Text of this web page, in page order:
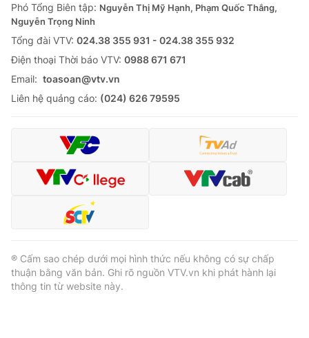
Phó Tổng Biên tập: Nguyễn Thị Mỹ Hạnh, Phạm Quốc Thắng,
Nguyễn Trọng Ninh
Tổng đài VTV: 024.38 355 931 - 024.38 355 932
Ðiện thoại Thời báo VTV: 0988 671 671
Email: toasoan@vtv.vn
Liên hệ quảng cáo: (024) 626 79595
® Cấm sao chép dưới mọi hình thức nếu không có sự chấp
thuận bằng văn bản. Ghi rõ nguồn VTV.vn khi phát hành lại
thông tin từ website này.